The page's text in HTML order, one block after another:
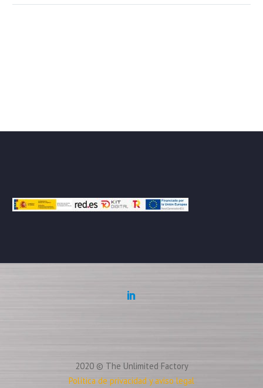
2020 © The Unlimited Factory
Política de privacidad y aviso legal